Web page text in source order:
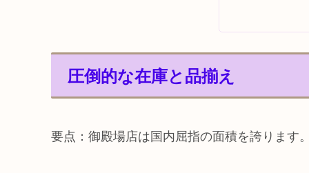
圧倒的な在庫と品揃え
要点：御殿場店は国内屈指の面積を誇ります